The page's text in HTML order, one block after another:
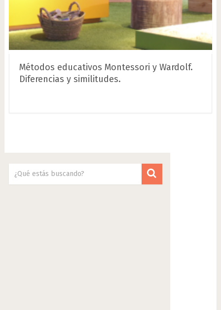
Métodos educativos Montessori y Wardolf.
Diferencias y similitudes.